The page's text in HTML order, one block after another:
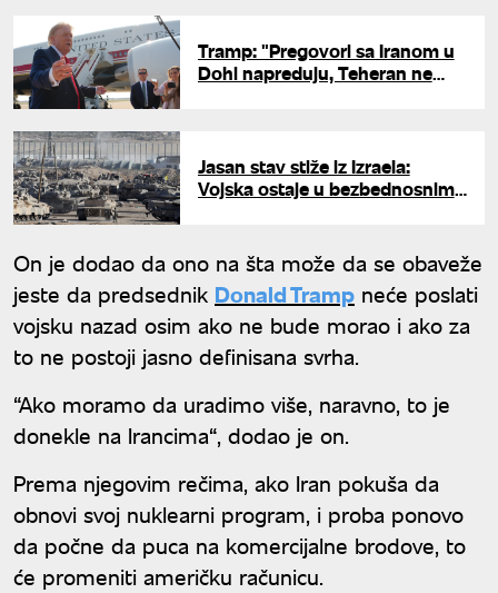
Tramp: "Pregovori sa Iranom u
Dohi napreduju, Teheran ne
Jasan stav stiže iz Izraela:
Vojska ostaje u bezbednosnim
On je dodao da ono na šta može da se obaveže
jeste da predsednik Donald Tramp neće poslati
vojsku nazad osim ako ne bude morao i ako za
to ne postoji jasno definisana svrha.
“Ako moramo da uradimo više, naravno, to je
donekle na Irancima“, dodao je on.
Prema njegovim rečima, ako Iran pokuša da
obnovi svoj nuklearni program, i proba ponovo
da počne da puca na komercijalne brodove, to
će promeniti američku računicu.